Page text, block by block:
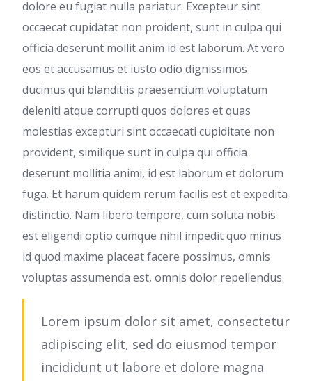
dolore eu fugiat nulla pariatur. Excepteur sint
occaecat cupidatat non proident, sunt in culpa qui
officia deserunt mollit anim id est laborum. At vero
eos et accusamus et iusto odio dignissimos
ducimus qui blanditiis praesentium voluptatum
deleniti atque corrupti quos dolores et quas
molestias excepturi sint occaecati cupiditate non
provident, similique sunt in culpa qui officia
deserunt mollitia animi, id est laborum et dolorum
fuga. Et harum quidem rerum facilis est et expedita
distinctio. Nam libero tempore, cum soluta nobis
est eligendi optio cumque nihil impedit quo minus
id quod maxime placeat facere possimus, omnis
voluptas assumenda est, omnis dolor repellendus.
Lorem ipsum dolor sit amet, consectetur
adipiscing elit, sed do eiusmod tempor
incididunt ut labore et dolore magna